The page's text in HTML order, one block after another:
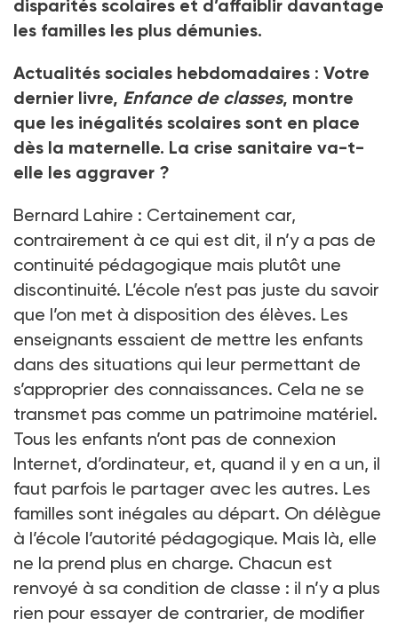
disparités scolaires et d’affaiblir davantage
les familles les plus démunies.
Actualités sociales hebdomadaires : Votre
dernier livre, Enfance de classes, montre
que les inégalités scolaires sont en place
dès la maternelle. La crise sanitaire va-t-
elle les aggraver ?
Bernard Lahire : Certainement car,
contrairement à ce qui est dit, il n’y a pas de
continuité pédagogique mais plutôt une
discontinuité. L’école n’est pas juste du savoir
que l’on met à disposition des élèves. Les
enseignants essaient de mettre les enfants
dans des situations qui leur permettant de
s’approprier des connaissances. Cela ne se
transmet pas comme un patrimoine matériel.
Tous les enfants n’ont pas de connexion
Internet, d’ordinateur, et, quand il y en a un, il
faut parfois le partager avec les autres. Les
familles sont inégales au départ. On délègue
à l’école l’autorité pédagogique. Mais là, elle
ne la prend plus en charge. Chacun est
renvoyé à sa condition de classe : il n’y a plus
rien pour essayer de contrarier, de modifier